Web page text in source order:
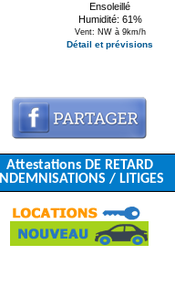
Ensoleillé
Humidité: 61%
Vent: NW à 9km/h
Détail et prévisions
Attestations DE RETARD
INDEMNISATIONS / LITIGES